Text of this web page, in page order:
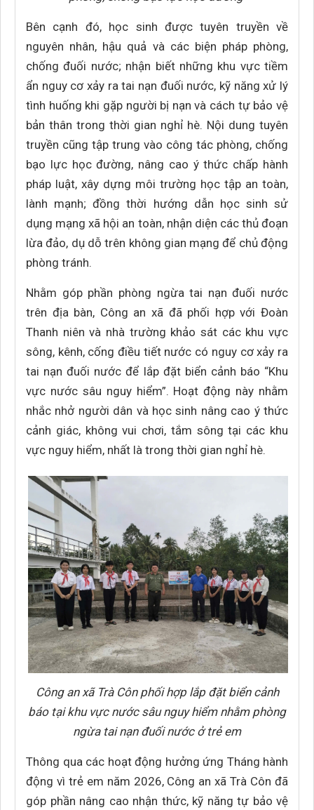
Bên cạnh đó, học sinh được tuyên truyền về
nguyên nhân, hậu quả và các biện pháp phòng,
chống đuối nước; nhận biết những khu vực tiềm
ẩn nguy cơ xảy ra tai nạn đuối nước, kỹ năng xử lý
tình huống khi gặp người bị nạn và cách tự bảo vệ
bản thân trong thời gian nghỉ hè. Nội dung tuyên
truyền cũng tập trung vào công tác phòng, chống
bạo lực học đường, nâng cao ý thức chấp hành
pháp luật, xây dựng môi trường học tập an toàn,
lành mạnh; đồng thời hướng dẫn học sinh sử
dụng mạng xã hội an toàn, nhận diện các thủ đoạn
lừa đảo, dụ dỗ trên không gian mạng để chủ động
phòng tránh.
Nhằm góp phần phòng ngừa tai nạn đuối nước
trên địa bàn, Công an xã đã phối hợp với Đoàn
Thanh niên và nhà trường khảo sát các khu vực
sông, kênh, cống điều tiết nước có nguy cơ xảy ra
tai nạn đuối nước để lắp đặt biển cảnh báo “Khu
vực nước sâu nguy hiểm”. Hoạt động này nhằm
nhắc nhở người dân và học sinh nâng cao ý thức
cảnh giác, không vui chơi, tắm sông tại các khu
vực nguy hiểm, nhất là trong thời gian nghỉ hè.
Công an xã Trà Côn phối hợp lắp đặt biển cảnh
báo tại khu vực nước sâu nguy hiểm nhằm phòng
ngừa tai nạn đuối nước ở trẻ em
Thông qua các hoạt động hưởng ứng Tháng hành
động vì trẻ em năm 2026, Công an xã Trà Côn đã
góp phần nâng cao nhận thức, kỹ năng tự bảo vệ